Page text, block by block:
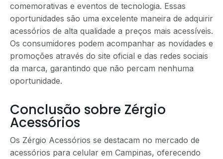
comemorativas e eventos de tecnologia. Essas
oportunidades são uma excelente maneira de adquirir
acessórios de alta qualidade a preços mais acessíveis.
Os consumidores podem acompanhar as novidades e
promoções através do site oficial e das redes sociais
da marca, garantindo que não percam nenhuma
oportunidade.
Conclusão sobre Zérgio
Acessórios
Os Zérgio Acessórios se destacam no mercado de
acessórios para celular em Campinas, oferecendo